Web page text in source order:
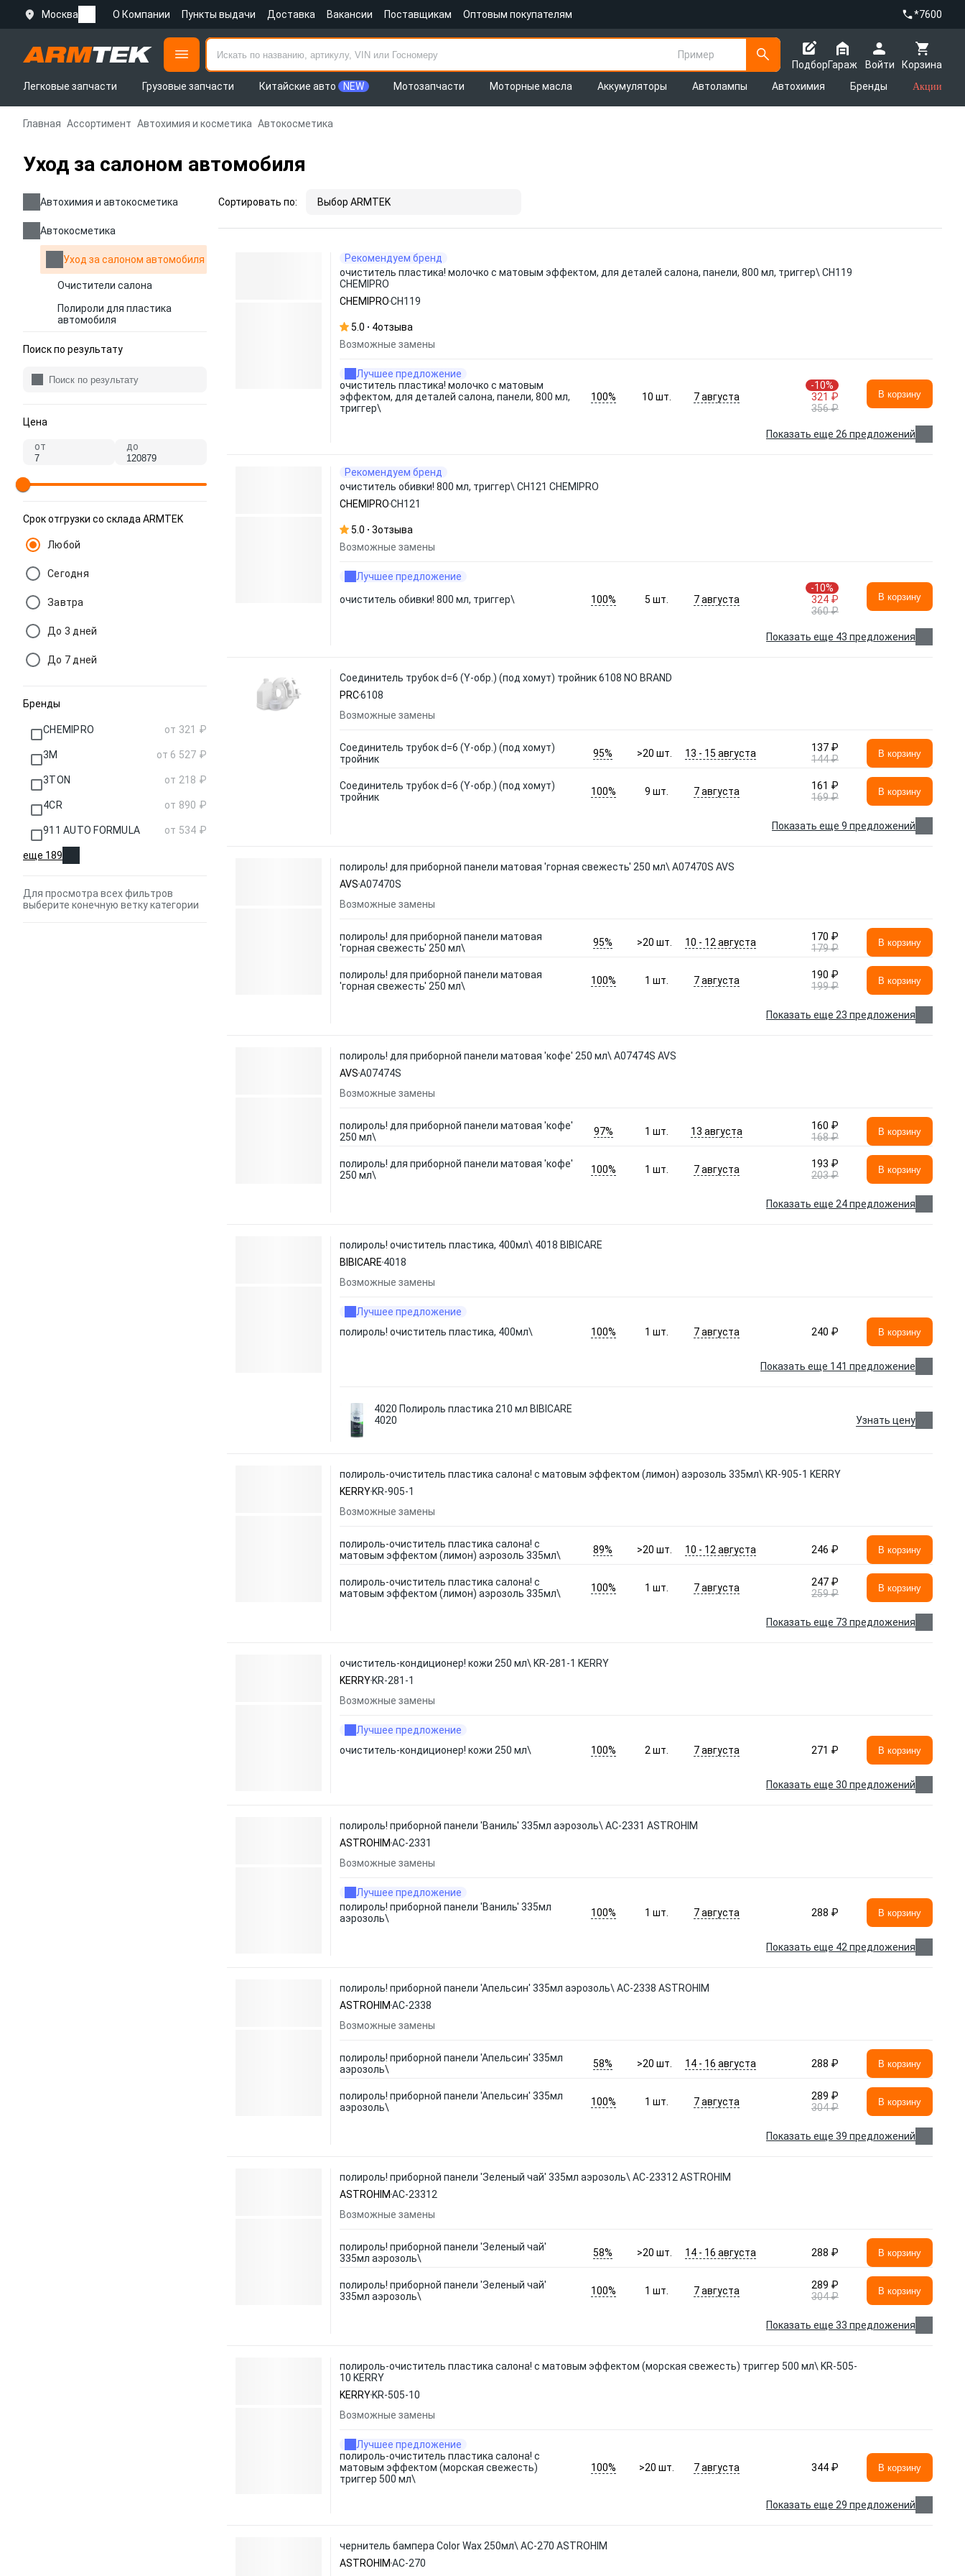
Москва О Компании Пункты выдачи Доставка Вакансии Поставщикам Оптовым покупателям *7600
Пример
Подбор
Корзина
Гараж
Войти
Легковые запчасти
Грузовые запчасти Китайские авто NEW Мотозапчасти Моторные масла Аккумуляторы Автолампы Автохимия Бренды Акции
Главная Ассортимент Автохимия и косметика Автокосметика
Уход за салоном автомобиля
Автохимия и автокосметика
Автокосметика
Уход за салоном автомобиля
Очистители салона
Полироли для пластика
автомобиля
Поиск по результату
Цена
от до
Срок отгрузки со склада ARMTEK
Любой
Сегодня
Завтра
До 3 дней
До 7 дней
Бренды
CHEMIPRO от 321 ₽
3M от 6 527 ₽
3TON от 218 ₽
4CR от 890 ₽
911 AUTO FORMULA от 534 ₽
еще 189
Для просмотра всех фильтров
выберите конечную ветку категории
Сортировать по: Выбор ARMTEK
Рекомендуем бренд
очиститель пластика! молочко с матовым эффектом, для деталей салона, панели, 800 мл, триггер\ CH119
CHEMIPRO
CHEMIPROCH119
5.0 4отзыва
Возможные замены
Лучшее предложение
очиститель пластика! молочко с матовым
эффектом, для деталей салона, панели, 800 мл,
триггер\
100% 10шт. 7 августа
-10%
321 ₽
356 ₽
В корзину
Показать еще 26 предложений
Рекомендуем бренд
очиститель обивки! 800 мл, триггер\ CH121 CHEMIPRO
CHEMIPROCH121
5.0 3отзыва
Возможные замены
Лучшее предложение
очиститель обивки! 800 мл, триггер\
100% 5шт. 7 августа
-10%
324 ₽
360 ₽
В корзину
Показать еще 43 предложения
Соединитель трубок d=6 (Y-обр.) (под хомут) тройник 6108 NO BRAND
PRC6108
Возможные замены
Соединитель трубок d=6 (Y-обр.) (под хомут)
тройник
95% >20 шт. 13 - 15 августа
137 ₽
144 ₽
В корзину
Соединитель трубок d=6 (Y-обр.) (под хомут)
тройник
100% 9шт. 7 августа
161 ₽
169 ₽
В корзину
Показать еще 9 предложений
полироль! для приборной панели матовая 'горная свежесть' 250 мл\ A07470S AVS
AVSA07470S
Возможные замены
полироль! для приборной панели матовая
'горная свежесть' 250 мл\
95% >20 шт. 10 - 12 августа
170 ₽
179 ₽
В корзину
полироль! для приборной панели матовая
'горная свежесть' 250 мл\
100% 1шт. 7 августа
190 ₽
199 ₽
В корзину
Показать еще 23 предложения
полироль! для приборной панели матовая 'кофе' 250 мл\ A07474S AVS
AVSA07474S
Возможные замены
полироль! для приборной панели матовая 'кофе'
250 мл\
97% 1шт. 13 августа
160 ₽
168 ₽
В корзину
полироль! для приборной панели матовая 'кофе'
250 мл\
100% 1шт. 7 августа
193 ₽
203 ₽
В корзину
Показать еще 24 предложения
полироль! очиститель пластика, 400мл\ 4018 BIBICARE
BIBICARE 4018
Возможные замены
Лучшее предложение
полироль! очиститель пластика, 400мл\
100% 1шт. 7 августа 240 ₽ В корзину
Показать еще 141 предложение
4020 Полироль пластика 210 мл BIBICARE
4020
Узнать цену
полироль-очиститель пластика салона! с матовым эффектом (лимон) аэрозоль 335мл\ KR-905-1 KERRY
KERRY KR-905-1
Возможные замены
полироль-очиститель пластика салона! с
матовым эффектом (лимон) аэрозоль 335мл\
89% >20 шт. 10 - 12 августа 246 ₽ В корзину
полироль-очиститель пластика салона! с
матовым эффектом (лимон) аэрозоль 335мл\
100% 1шт. 7 августа
247 ₽
259 ₽
В корзину
Показать еще 73 предложения
очиститель-кондиционер! кожи 250 мл\ KR-281-1 KERRY
KERRY KR-281-1
Возможные замены
Лучшее предложение
очиститель-кондиционер! кожи 250 мл\
100% 2шт. 7 августа 271 ₽ В корзину
Показать еще 30 предложений
полироль! приборной панели 'Ваниль' 335мл аэрозоль\ АС-2331 ASTROHIM
ASTROHIM АС-2331
Возможные замены
Лучшее предложение
полироль! приборной панели 'Ваниль' 335мл
аэрозоль\
100% 1шт. 7 августа 288 ₽ В корзину
Показать еще 42 предложения
полироль! приборной панели 'Апельсин' 335мл аэрозоль\ АС-2338 ASTROHIM
ASTROHIM АС-2338
Возможные замены
полироль! приборной панели 'Апельсин' 335мл
аэрозоль\
58% >20 шт. 14 - 16 августа 288 ₽ В корзину
полироль! приборной панели 'Апельсин' 335мл
аэрозоль\
100% 1шт. 7 августа
289 ₽
304 ₽
В корзину
Показать еще 39 предложений
полироль! приборной панели 'Зеленый чай' 335мл аэрозоль\ АС-23312 ASTROHIM
ASTROHIM АС-23312
Возможные замены
полироль! приборной панели 'Зеленый чай'
335мл аэрозоль\
58% >20 шт. 14 - 16 августа 288 ₽ В корзину
полироль! приборной панели 'Зеленый чай'
335мл аэрозоль\
100% 1шт. 7 августа
289 ₽
304 ₽
В корзину
Показать еще 33 предложения
полироль-очиститель пластика салона! с матовым эффектом (морская свежесть) триггер 500 мл\ KR-505-
10 KERRY
KERRY KR-505-10
Возможные замены
Лучшее предложение
полироль-очиститель пластика салона! с
матовым эффектом (морская свежесть)
триггер 500 мл\
100% >20шт. 7 августа 344 ₽ В корзину
Показать еще 29 предложений
чернитель бампера Color Wax 250мл\ АС-270 ASTROHIM
ASTROHIM АС-270